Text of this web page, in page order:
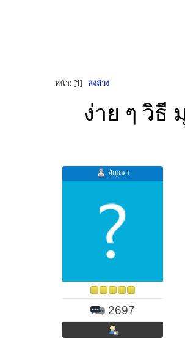
หน้า: [1] ลงล่าง
ง่าย ๆ วิธี
อัญณา
2697